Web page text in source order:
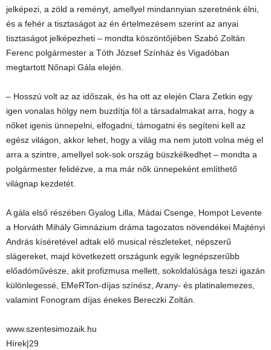
jelképezi, a zöld a reményt, amellyel mindannyian szeretnénk élni,
és a fehér a tisztaságot az én értelmezésem szerint az anyai
tisztaságot jelképezheti – mondta köszöntőjében Szabó Zoltán
Ferenc polgármester a Tóth József Színház és Vigadóban
megtartott Nőnapi Gála elején.
– Hosszú volt az az időszak, és ha ott az elején Clara Zetkin egy
igen vonalas hölgy nem buzdítja föl a társadalmakat arra, hogy a
nőket igenis ünnepelni, elfogadni, támogatni és segíteni kell az
egész világon, akkor lehet, hogy a világ ma nem jutott volna még el
arra a szintre, amellyel sok-sok ország büszkélkedhet – mondta a
polgármester felidézve, a ma már nők ünnepeként említhető
világnap kezdetét.
A gála első részében Gyalog Lilla, Mádai Csenge, Hompot Levente
a Horváth Mihály Gimnázium dráma tagozatos növendékei Majtényi
András kíséretével adtak elő musical részleteket, népszerű
slágereket, majd következett országunk egyik legnépszerűbb
előadóművésze, akit profizmusa mellett, sokoldalúsága teszi igazán
különlegessé, EMeRTon-díjas színész, Arany- és platinalemezes,
valamint Fonogram díjas énekes Bereczki Zoltán.
www.szentesimozaik.hu
Hírek|29